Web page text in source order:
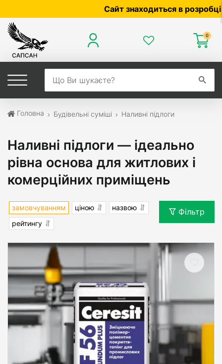
Сайт знаходиться в розробці — по
0
Головна Будівельні суміші Наливні підлоги
Наливні підлоги — ідеально
рівна основа для житлових і
комерційних приміщень
замовчуванням ціною
назвою
рейтингу
Фільтр